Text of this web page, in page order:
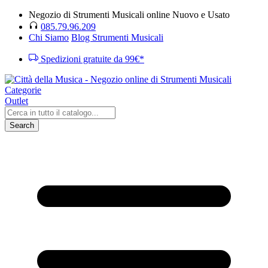
Negozio di Strumenti Musicali online Nuovo e Usato
085.79.96.209
Chi Siamo Blog Strumenti Musicali
Spedizioni gratuite da 99€*
Categorie
Outlet
Search